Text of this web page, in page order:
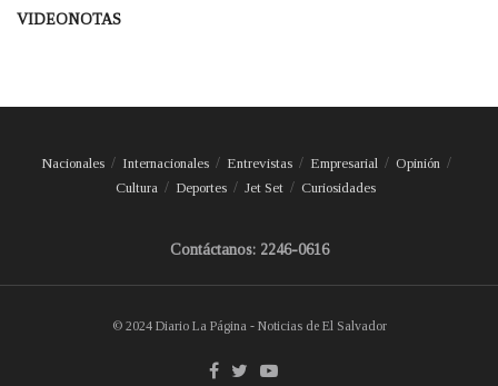
VIDEONOTAS
Nacionales Internacionales Entrevistas Empresarial
Opinión
Cultura
Deportes Jet Set Curiosidades
Contáctanos: 2246-0616
© 2024 Diario La Página - Noticias de El Salvador